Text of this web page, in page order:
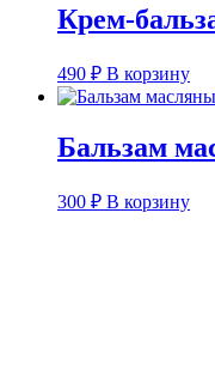
Крем-
490 ₽ В корзину
Бальзам
300 ₽ В корзину